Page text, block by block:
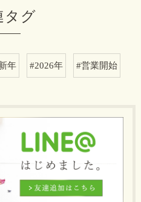
タグ
年 #2026年 #営業開始